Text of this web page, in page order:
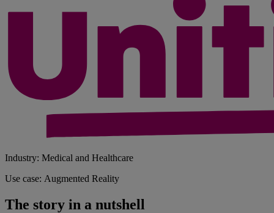
Industry: Medical and Healthcare
Use case: Augmented Reality
The story in a nutshell